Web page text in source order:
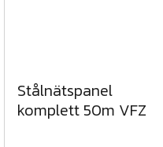
Stålnätspanel
komplett 50m VFZ